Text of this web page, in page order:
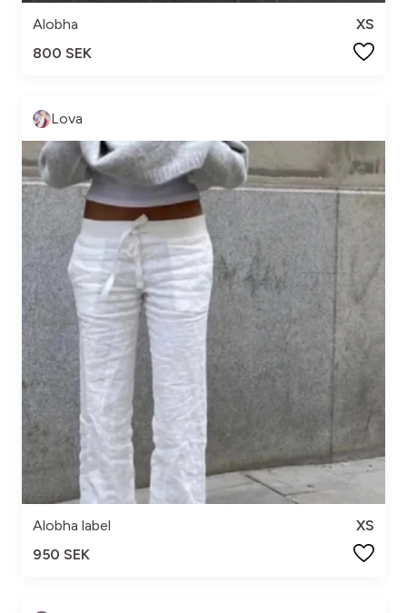
Alobha
XS
800 SEK
Lova
Alobha label
XS
950 SEK